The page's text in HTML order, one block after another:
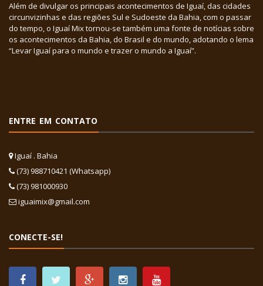
Além de divulgar os principais acontecimentos de Iguaí, das cidades
circunvizinhas e das regiões Sul e Sudoeste da Bahia, com o passar
do tempo, o Iguaí Mix tornou-se também uma fonte de notícias sobre
os acontecimentos da Bahia, do Brasil e do mundo, adotando o lema
“Levar Iguaí para o mundo e trazer o mundo a Iguaí”.
ENTRE EM CONTATO
Iguaí . Bahia
(73) 988710421 (Whatsapp)
(73) 981000930
iguaimix@gmail.com
CONECTE-SE!